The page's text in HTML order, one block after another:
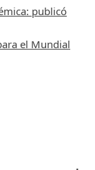
publicó
el Mundial